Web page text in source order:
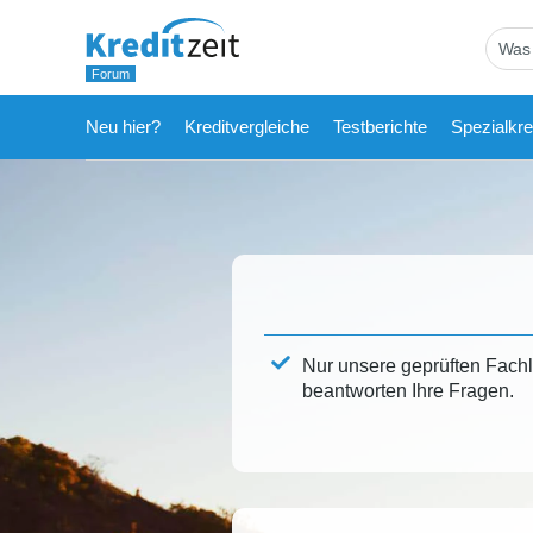
Neu hier? Kreditvergleiche Testberichte
Nur unsere geprüften
beantworten Ihre Fragen.